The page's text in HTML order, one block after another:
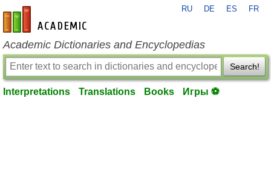
en-academic.com
RU DE ES FR
Academic Dictionaries and Encyclopedias
Search!
Interpretations Translations Books Игры ⚽